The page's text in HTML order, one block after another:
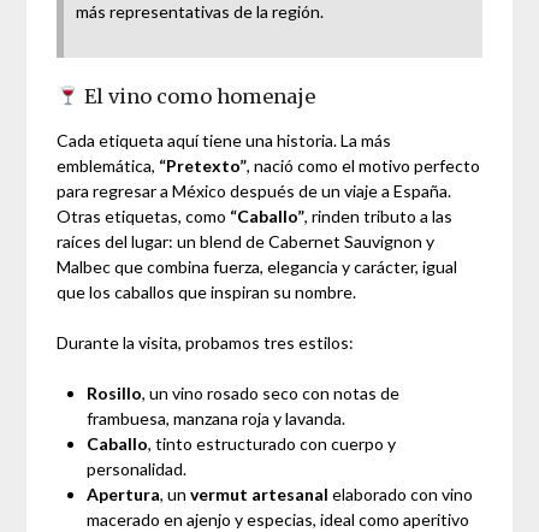
más representativas de la región.
El vino como homenaje
Cada etiqueta aquí tiene una historia. La más
emblemática, “Pretexto”, nació como el motivo perfecto
para regresar a México después de un viaje a España.
Otras etiquetas, como “Caballo”, rinden tributo a las
raíces del lugar: un blend de Cabernet Sauvignon y
Malbec que combina fuerza, elegancia y carácter, igual
que los caballos que inspiran su nombre.
Durante la visita, probamos tres estilos:
Rosillo, un vino rosado seco con notas de
frambuesa, manzana roja y lavanda.
Caballo, tinto estructurado con cuerpo y
personalidad.
Apertura, unvermut artesanal elaborado con vino
macerado en ajenjo y especias, ideal como aperitivo